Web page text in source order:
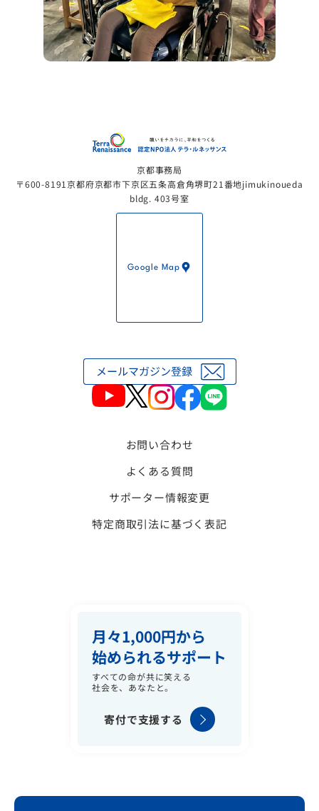
京都事務局
〒600-8191京都府京都市下京区五条高倉角堺町21番地jimukinoueda
bldg. 403号室
Google Map
お問い合わせ
よくある質問
サポーター情報変更
特定商取引法に基づく表記
月々1,000円から
始められるサポート
すべての命が共に笑える
社会を、あなたと。
寄付で支援する